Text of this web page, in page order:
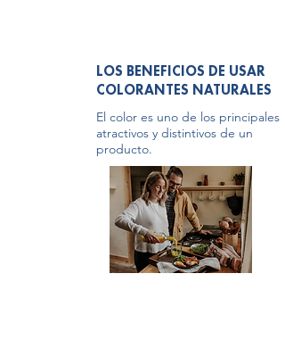
LOS BENEFICIOS DE USAR
COLORANTES NATURALES
El color es uno de los principales
atractivos y distintivos de un
producto.